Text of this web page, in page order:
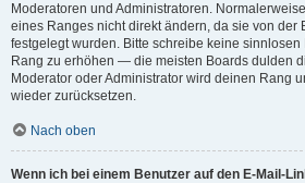
Moderatoren und Administratoren.
eines Ranges nicht direkt ändern, da sie von der
festgelegt wurden. Bitte schreibe keine
Rang zu erhöhen — die meisten Boards dulden
Moderator oder Administrator wird deinen Rang
wieder zurücksetzen.
Nach oben
Wenn ich bei einem Benutzer auf den E-Mail-